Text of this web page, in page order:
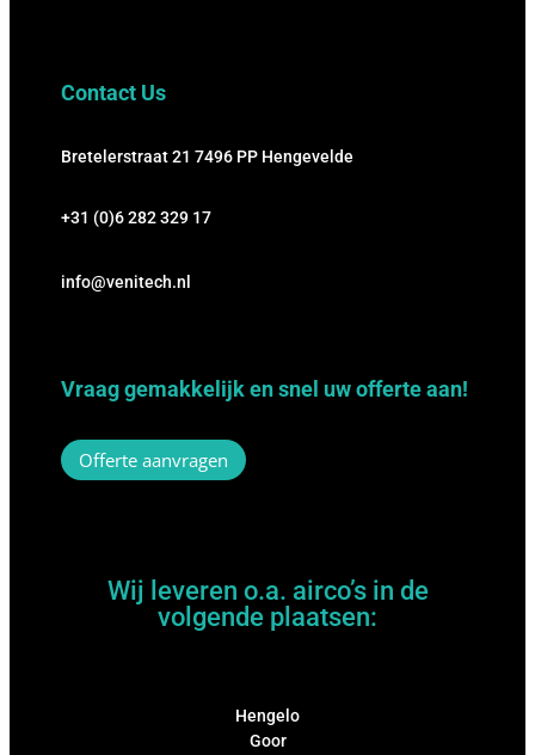
Contact Us
Bretelerstraat 217496 PP Hengevelde
+31 (0)6 282 329 17
info@venitech.nl
Vraag gemakkelijk en snel uw offerte aan!
Offerte aanvragen
Wij leveren o.a. airco’s in de
volgende plaatsen:
Hengelo
Goor